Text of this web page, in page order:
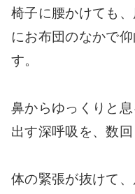
椅子に腰かけても
にお布団のなかで
す。
鼻からゆっくりと
出す深呼吸を、数回
体の緊張が抜けて